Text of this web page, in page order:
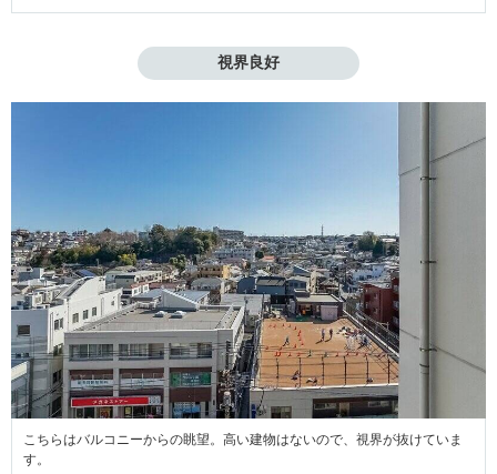
視界良好
こちらはバルコニーからの眺望。高い建物はないので、視界が抜けていま
す。